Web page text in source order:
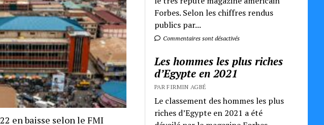
en baisse selon le FMI
Forbes. Selon les chiffres rendus
publics par...
Commentaires sont désactivés
Les hommes les plus riches
d’Egypte en 2021
PAR FIRMIN AGBÉ
Le classement des hommes les plus
riches d’Egypte en 2021 a été